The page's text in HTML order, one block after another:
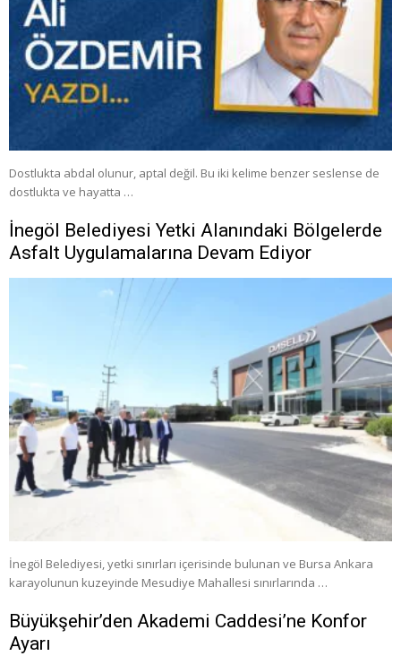
Dostlukta abdal olunur, aptal değil. Bu iki kelime benzer seslense de
dostlukta ve hayatta …
İnegöl Belediyesi Yetki Alanındaki Bölgelerde
Asfalt Uygulamalarına Devam Ediyor
İnegöl Belediyesi, yetki sınırları içerisinde bulunan ve Bursa Ankara
karayolunun kuzeyinde Mesudiye Mahallesi sınırlarında …
Büyükşehir’den Akademi Caddesi’ne Konfor
Ayarı